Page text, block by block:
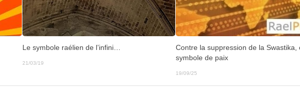
Le symbole raélien de l’infini…
21/03/19
Contre la suppression de la Swastika,
symbole de paix
19/09/25